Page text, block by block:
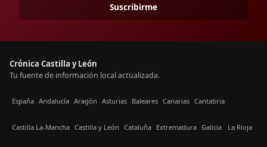
Suscribirme
Crónica Castilla y León
Tu fuente de información local actualizada.
España Andalucía Aragón Asturias Baleares Canarias Cantabria
Castilla La-Mancha Castilla y León Cataluña Extremadura Galicia La Rioja